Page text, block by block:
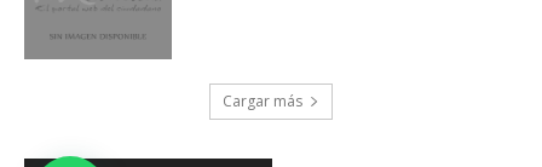
Cargar más